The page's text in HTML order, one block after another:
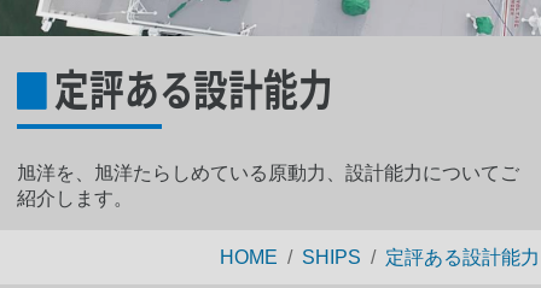
定評ある設計能力
旭洋を、旭洋たらしめている原動力、設計能力についてご
紹介します。
HOME SHIPS 定評ある設計能力